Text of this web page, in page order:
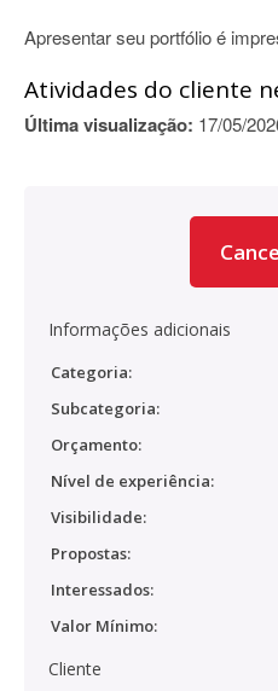
Apresentar seu portfólio é
Atividades do cliente
Última visualização: 17/05/
Informações adicionais
Categoria:
Subcategoria:
Orçamento:
Nível de experiência:
Visibilidade:
Propostas:
Interessados:
Valor Mínimo:
Cliente